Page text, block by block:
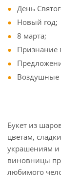
День
Новый год;
8 марта;
Признание
Воздушные
Букет из
цветам,
украшениям и
виновницы
любимого